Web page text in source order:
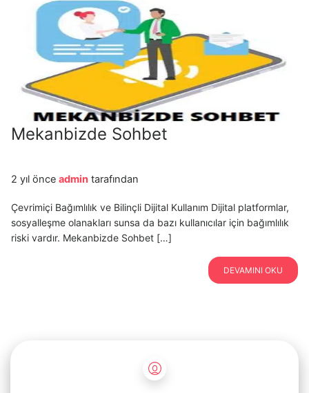
Mekanbizde Sohbet
2 yıl önce admin tarafından
Çevrimiçi Bağımlılık ve Bilinçli Dijital Kullanım Dijital platformlar,
sosyalleşme olanakları sunsa da bazı kullanıcılar için bağımlılık
riski vardır. Mekanbizde Sohbet […]
DEVAMINI OKU